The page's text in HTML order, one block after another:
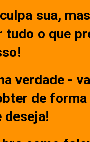
sua,
o que
verdade -
de
deseja!